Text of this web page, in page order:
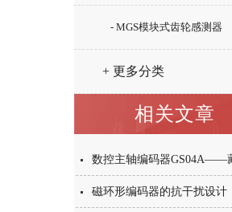
- MGS模块式齿轮感测器
+ 更多分类
相关文章